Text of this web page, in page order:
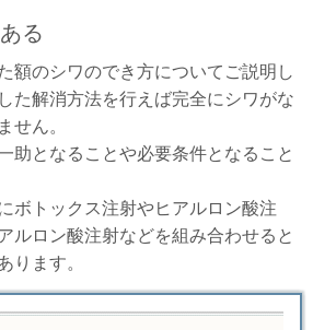
る
額のシワのでき方についてご説明し
た解消方法を行えば完全にシワがな
せん。
助となることや必要条件となること
ボトックス注射やヒアルロン酸注
ルロン酸注射などを組み合わせると
ります。